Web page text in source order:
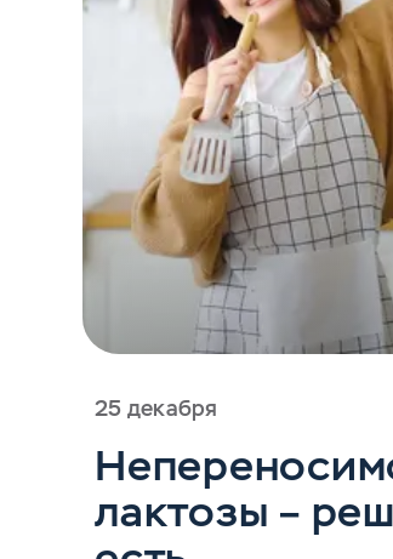
25 декабря
лактозы –